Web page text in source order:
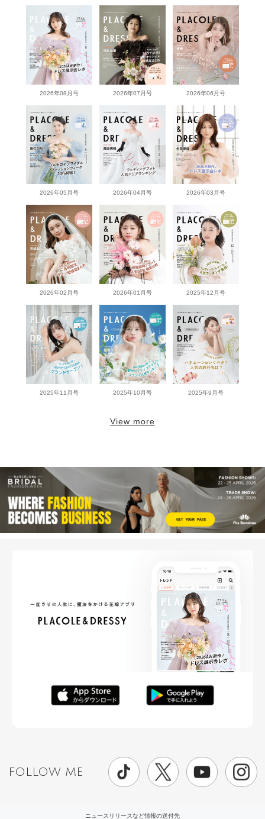
2026年08月号 2026年07月号 2026年06月号
2026年05月号 2026年04月号 2026年03月号
2026年02月号 2026年01月号 2025年12月号
2025年11月号 2025年10月号 2025年9月号
View more
FOLLOW ME
ニュースリリースなど情報の送付先